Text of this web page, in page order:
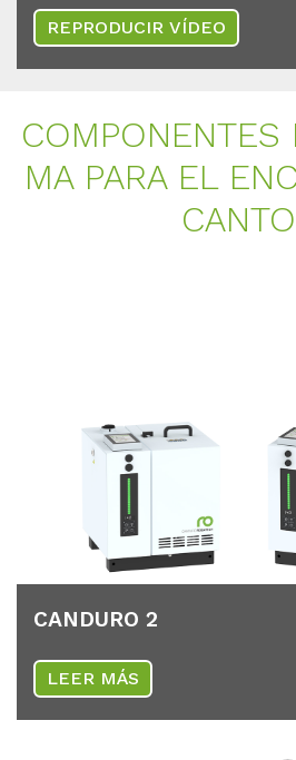
REPRODUCIR VÍDEO
MA PARA EL
CAN­DU­RO 2
LEER MÁS